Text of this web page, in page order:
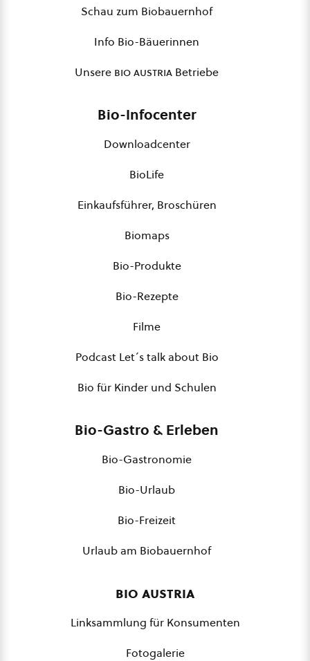
Schau zum Biobauernhof
Info Bio-Bäuerinnen
Unsere bio austria Betriebe
Bio-Infocenter
Downloadcenter
BioLife
Einkaufsführer, Broschüren
Biomaps
Bio-Produkte
Bio-Rezepte
Filme
Podcast Let´s talk about Bio
Bio für Kinder und Schulen
Bio-Gastro & Erleben
Bio-Gastronomie
Bio-Urlaub
Bio-Freizeit
Urlaub am Biobauernhof
bio austria
Linksammlung für Konsumenten
Fotogalerie